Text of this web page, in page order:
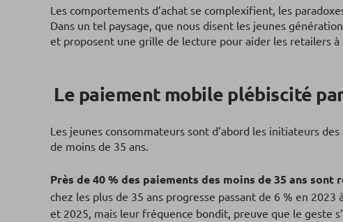
Les comportements d’achat se complexifient, les
Dans un tel paysage, que nous disent les jeunes
et proposent une grille de lecture pour aider les retailers
Le paiement mobile plébiscité
Les jeunes consommateurs sont d’abord les initiateurs
de moins de 35 ans.
Près de 40 % des paiements des moins de 35 ans sont
chez les plus de 35 ans progresse passant de 6 % en
et 2025, mais leur fréquence bondit, preuve que le geste